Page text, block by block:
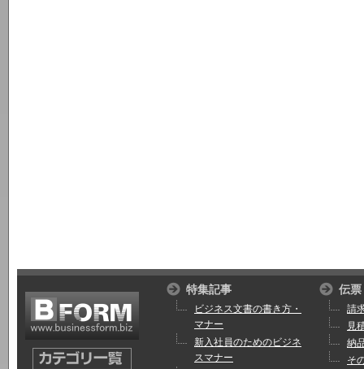
特集記事
ビジネス文書の書き方・
マナー
新入社員のためのビジネ
スマナー
伝票
請
見
納
そ